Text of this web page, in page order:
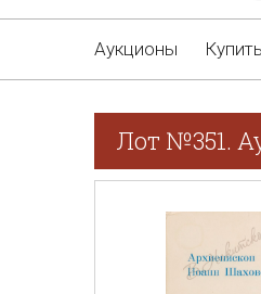
Аукционы
Лот №351.